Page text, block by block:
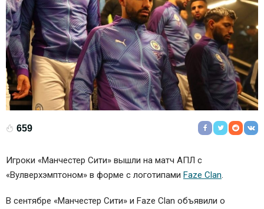
659
Игроки «Манчестер Сити» вышли на матч АПЛ с
«Вулверхэмптоном» в форме с логотипами Faze Clan.
В сентябре «Манчестер Сити» и Faze Clan объявили о